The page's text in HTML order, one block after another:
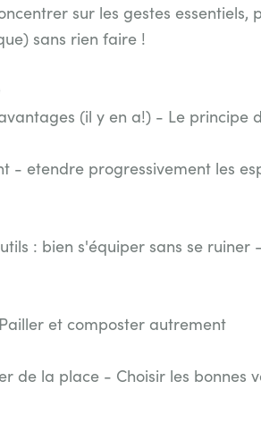
sur les gestes
sans rien faire !
(il y en a!) - Le principe
etendre progressivement les
: bien s'équiper sans se ruiner
et composter autrement
de la place - Choisir les bonnes